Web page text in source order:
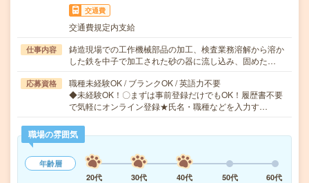
交通費
交通費規定内支給
仕事内容
鋳造現場での工作機械部品の加工、検査業務溶解から溶か
した鉄を中子で加工された砂の器に流し込み、固めた…
応募資格
職種未経験OK / ブランクOK / 英語力不要
◆未経験OK！〇まずは事前登録だけでもOK！履歴書不要
で気軽にオンライン登録★氏名・職種などを入力す…
職場の雰囲気
年齢層
20代
30代 40代 50代 60代